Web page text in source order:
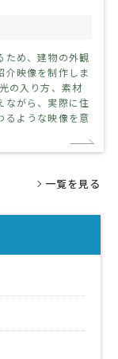
ため、建物の外観
介映像を制作しま
の入り方、素材
ながら、実際に住
るような映像を意
一覧を見る